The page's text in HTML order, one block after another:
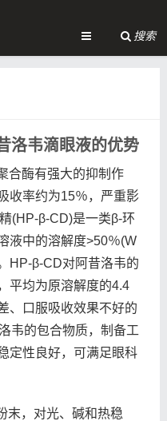
搜索
洛韦滴眼液的优势
酶有强大的抑制作
收率约为15％，严重影
(HP-β-CD)是一类β-环
液中的溶解度>50％(W
HP-β-CD对阿昔洛韦的
平均为原溶解度的4.4
、口服吸收效果不好的
韦的包合物质，制备工
定性良好，可满足眼科
，对光、碱和热稳